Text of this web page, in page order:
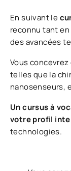
En suivant le
reconnu tant en
des avancées
Vous
telles que la
nanosenseurs,
Un cursus à
votre profil
technologies.